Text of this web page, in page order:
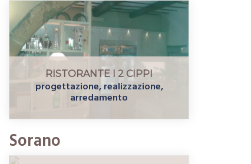
RISTORANTE I 2 CIPPI
progettazione, realizzazione,
arredamento
Sorano
RISTORANTE IL TALISMANO
progettazione, realizzazione,
ristrutturazione, arredamento